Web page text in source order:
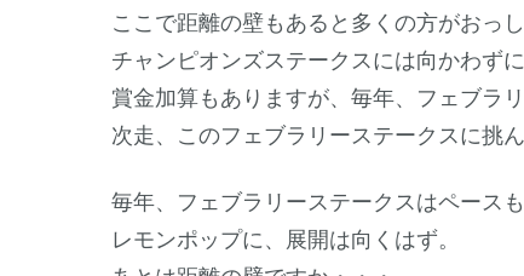
ここで距離の壁もあると多くの方がおっ
チャンピオンズステークスには向かわず
賞金加算もありますが、毎年、フェブラ
次走、このフェブラリーステークスに挑
毎年、フェブラリーステークスはペースも
レモンポップに、展開は向くはず。